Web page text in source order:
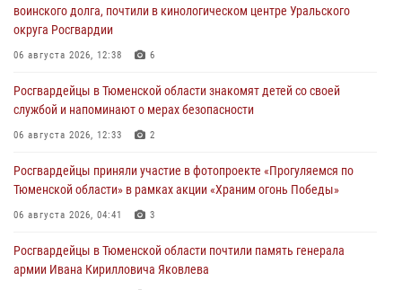
воинского долга, почтили в кинологическом центре Уральского
округа Росгвардии
06 августа 2026, 12:38 6
Росгвардейцы в Тюменской области знакомят детей со своей
службой и напоминают о мерах безопасности
06 августа 2026, 12:33 2
Росгвардейцы приняли участие в фотопроекте «Прогуляемся по
Тюменской области» в рамках акции «Храним огонь Победы»
06 августа 2026, 04:41 3
Росгвардейцы в Тюменской области почтили память генерала
армии Ивана Кирилловича Яковлева